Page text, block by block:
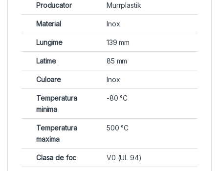
Producator Murrplastik
Material Inox
Lungime 139 mm
Latime 85 mm
Culoare Inox
Temperatura
minima
-80 °C
Temperatura
maxima
500 °C
Clasa de foc V0 (UL 94)